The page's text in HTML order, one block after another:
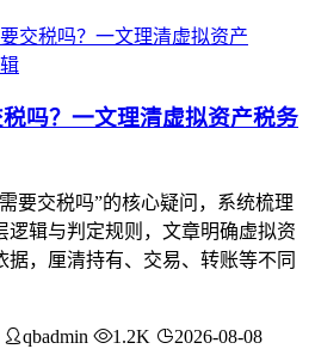
吗？一文理清虚拟资产税务
要交税吗”的核心疑问，系统梳理
逻辑与判定规则，文章明确虚拟资
据，厘清持有、交易、转账等不同
qbadmin 1.2K 2026-08-08